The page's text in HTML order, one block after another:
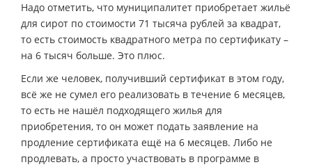
Надо отметить, что муниципалитет приобретает жильё
для сирот по стоимости 71 тысяча рублей за квадрат,
то есть стоимость квадратного метра по сертификату –
на 6 тысяч больше. Это плюс.
Если же человек, получивший сертификат в этом году,
всё же не сумел его реализовать в течение 6 месяцев,
то есть не нашёл подходящего жилья для
приобретения, то он может подать заявление на
продление сертификата ещё на 6 месяцев. Либо не
продлевать, а просто участвовать в программе в